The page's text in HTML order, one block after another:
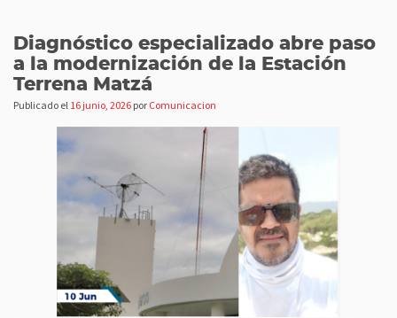
Diagnóstico especializado abre paso
a la modernización de la Estación
Terrena Matzá
Publicado el 16 junio, 2026 por Comunicacion